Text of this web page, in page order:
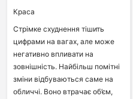
Краса
Стрімке схуднення тішить
цифрами на вагах, але може
негативно впливати на
зовнішність. Найбільш помітні
зміни відбуваються саме на
обличчі. Воно втрачає об’єм,